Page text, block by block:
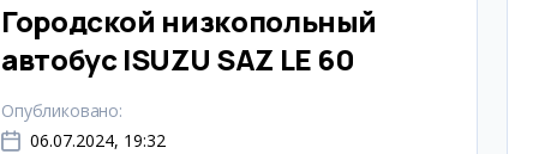
Городской низкопольный
автобус ISUZU SAZ LE 60
Опубликовано:
06.07.2024, 19:32